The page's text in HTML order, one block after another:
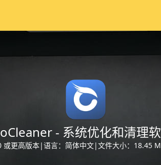
- 系统优化和清理
或更高版本|语言：简体中文|文件大小：18.45